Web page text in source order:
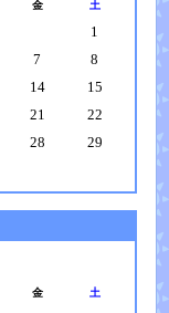
金 土
1
7
8
14
15
21
22
28
29
金 土